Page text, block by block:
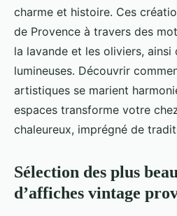
charme et histoire. Ces
de Provence à travers des
la lavande et les oliviers, ainsi
lumineuses. Découvrir
artistiques se marient
espaces transforme votre
chaleureux, imprégné de
Sélection des plus
d’affiches vintage